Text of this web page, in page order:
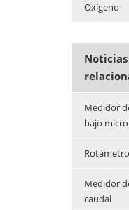
Oxígeno
Medidor
bajo micro
Medidor
caudal